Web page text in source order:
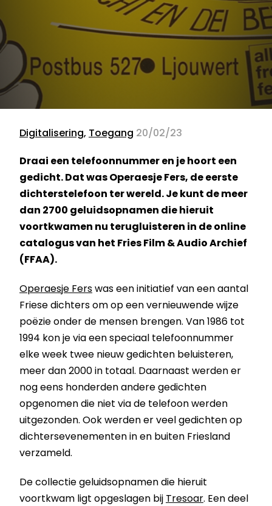
Digitalisering, Toegang 20/02/23
Draai een telefoonnummer en je hoort een
gedicht. Dat was Operaesje Fers, de eerste
dichterstelefoon ter wereld. Je kunt de meer
dan 2700 geluidsopnamen die hieruit
voortkwamen nu terugluisteren in de online
catalogus van het Fries Film & Audio Archief
(FFAA).
Operaesje Ferswas een initiatief van een aantal
Friese dichters om op een vernieuwende wijze
poëzie onder de mensen brengen. Van 1986 tot
1994 kon je via een speciaal telefoonnummer
elke week twee nieuw gedichten beluisteren,
meer dan 2000 in totaal. Daarnaast werden er
nog eens honderden andere gedichten
opgenomen die niet via de telefoon werden
uitgezonden. Ook werden er veel gedichten op
dichtersevenementen in en buiten Friesland
verzameld.
De collectie geluidsopnamen die hieruit
voortkwam ligt opgeslagen bij Tresoar. Een deel